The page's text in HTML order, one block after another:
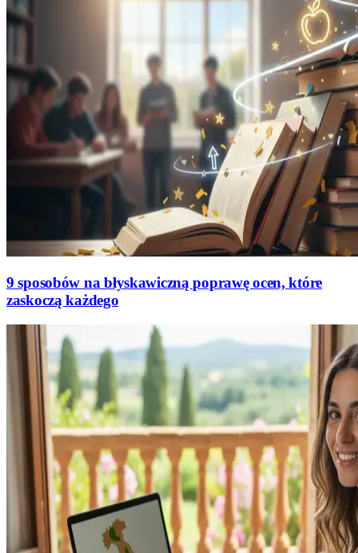
9 sposobów na błyskawiczną poprawę ocen, które
zaskoczą każdego